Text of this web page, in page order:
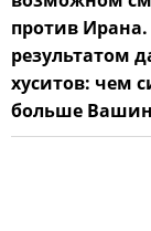
против
результатом
хуситов: чем
больше